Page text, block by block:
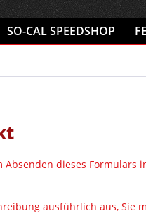
SO-CAL SPEEDSHOP
Absenden dieses
ausführlich aus, Sie